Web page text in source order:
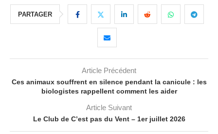
PARTAGER
Article Précédent
Ces animaux souffrent en silence pendant la canicule : les
biologistes rappellent comment les aider
Article Suivant
Le Club de C’est pas du Vent – 1er juillet 2026